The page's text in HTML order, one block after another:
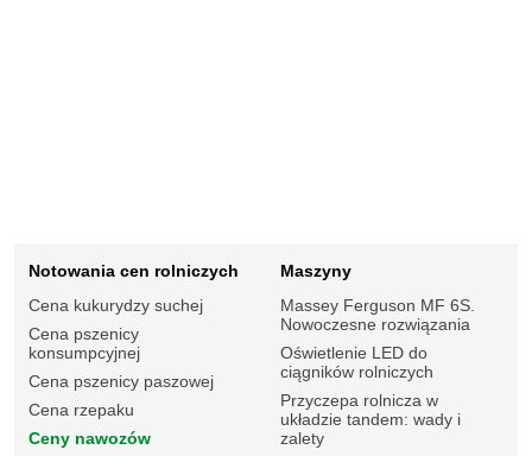
Notowania cen rolniczych
Cena kukurydzy suchej
Cena pszenicy
konsumpcyjnej
Cena pszenicy paszowej
Cena rzepaku
Ceny nawozów
Maszyny
Massey Ferguson MF 6S.
Nowoczesne rozwiązania
Oświetlenie LED do
ciągników rolniczych
Przyczepa rolnicza w
układzie tandem: wady i
zalety